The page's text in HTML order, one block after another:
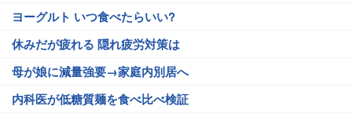
ヨーグルト いつ食べたらいい?
休みだが疲れる 隠れ疲労対策は
母が娘に減量強要→家庭内別居へ
内科医が低糖質麺を食べ比べ検証